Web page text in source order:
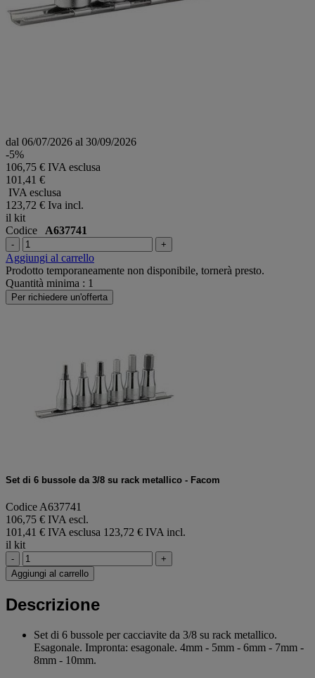
dal 06/07/2026 al 30/09/2026
-5%
106,75 € IVA esclusa
101,41 €
IVA esclusa
123,72 € Iva incl.
il kit
Codice A637741
- +
Aggiungi al carrello
Prodotto temporaneamente non disponibile, tornerà presto.
Quantità minima : 1
Per richiedere un'offerta
Set di 6 bussole da 3/8 su rack metallico - Facom
Codice A637741
106,75 € IVA escl.
101,41 € IVA esclusa 123,72 € IVA incl.
il kit
-
+
Aggiungi al carrello
Descrizione
Set di 6 bussole per cacciavite da 3/8 su rack metallico.
Esagonale. Impronta: esagonale. 4mm - 5mm - 6mm - 7mm -
8mm - 10mm.